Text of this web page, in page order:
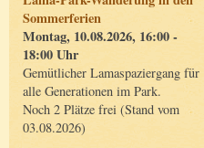
Sommerferien
Montag, 10.08.2026, 16:00 -
18:00 Uhr
Gemütlicher Lamaspaziergang für
alle Generationen im Park.
Noch 2 Plätze frei (Stand vom
03.08.2026)